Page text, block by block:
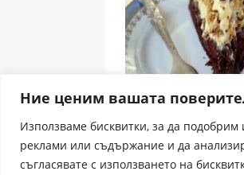
Ние ценим вашата
Използваме бисквитки, за да
реклами или съдържание и да
съгласявате с използването на
receptite.online - Някои от